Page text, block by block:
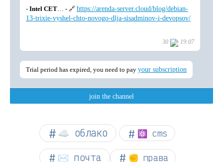
☁︎ облако ⚛ cms
✉️ почта ✊ права